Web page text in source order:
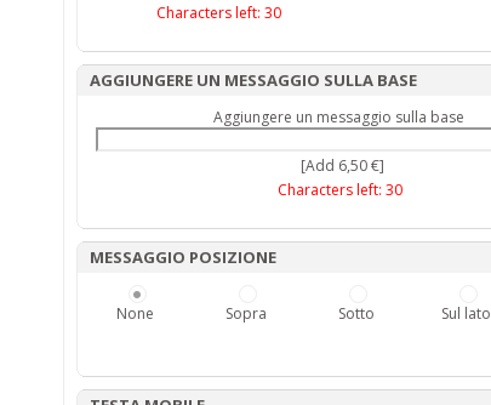
Characters left: 30
AGGIUNGERE UN MESSAGGIO SULLA BASE
Aggiungere un messaggio sulla base
[Add 6,50 €]
Characters left: 30
MESSAGGIO POSIZIONE
None Sopra Sotto Sul lato